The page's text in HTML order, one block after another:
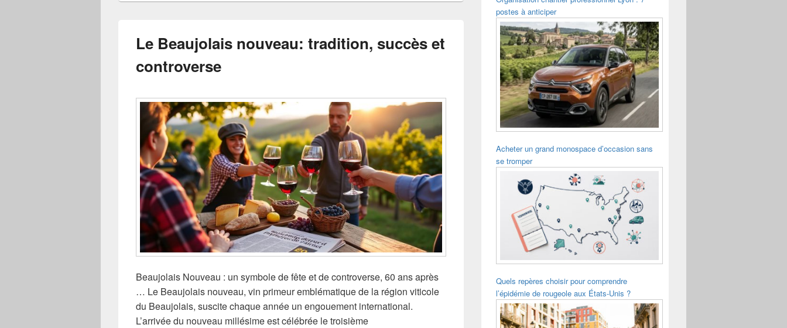
Le Beaujolais nouveau: tradition, succès et
controverse
Beaujolais Nouveau : un symbole de fête et de controverse, 60 ans après
… Le Beaujolais nouveau, vin primeur emblématique de la région viticole
du Beaujolais, suscite chaque année un engouement international.
L’arrivée du nouveau millésime est célébrée le troisième
postes à anticiper
Acheter un grand monospace d’occasion sans
se tromper
Quels repères choisir pour comprendre
l’épidémie de rougeole aux États-Unis ?